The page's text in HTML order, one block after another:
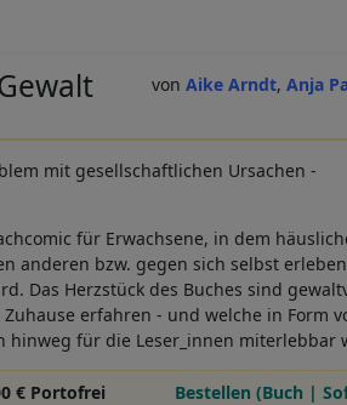
Aike Arndt Anja
mit gesellschaftlichen Ursachen -
für Erwachsene, in dem
anderen bzw. gegen sich selbst
Das Herzstück des Buches sind
erfahren - und welche in Form
hinweg für die Leser_innen miterlebbar
€ Portofrei Bestellen (Buch |